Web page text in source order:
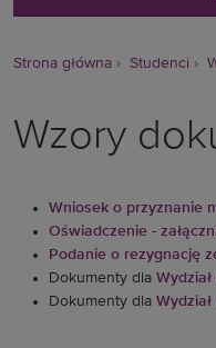
Strona główna Studenci
Wzory
Wniosek o przyznanie
Oświadczenie -
Podanie o rezygnację
Dokumenty dla
Dokumenty dla